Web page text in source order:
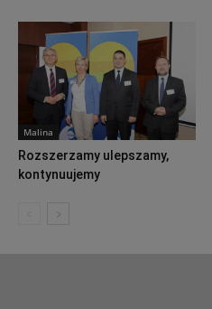
Malina
Rozszerzamy ulepszamy,
kontynuujemy